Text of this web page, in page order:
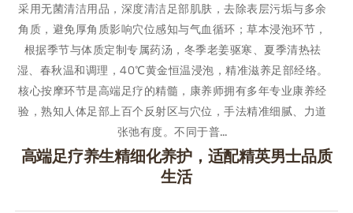
采用无菌清洁用品，深度清洁足部肌肤，去除表层污垢与多余
角质，避免厚角质影响穴位感知与气血循环；草本浸泡环节，
根据季节与体质定制专属药汤，冬季老姜驱寒、夏季清热祛
湿、春秋温和调理，40℃黄金恒温浸泡，精准滋养足部经络。
核心按摩环节是高端足疗的精髓，康养师拥有多年专业康养经
验，熟知人体足部上百个反射区与穴位，手法精准细腻、力道
张弛有度。不同于普…
高端足疗养生精细化养护，适配精英男士品质
生活